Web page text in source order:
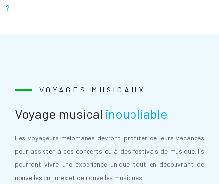
?
VOYAGES MUSICAUX
Voyage musical inoubliable
Les voyageurs mélomanes devront profiter de leurs vacances
pour assister à des concerts ou à des festivals de musique. Ils
pourront vivre une expérience unique tout en découvrant de
nouvelles cultures et de nouvelles musiques.